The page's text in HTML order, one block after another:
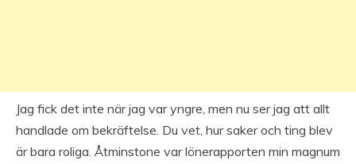
Jag fick det inte när jag var yngre, men nu ser jag att allt
handlade om bekräftelse. Du vet, hur saker och ting blev
är bara roliga. Åtminstone var lönerapporten min magnum